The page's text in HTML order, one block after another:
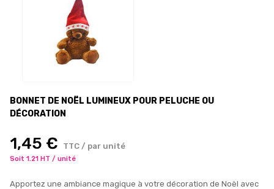
BONNET DE NOËL LUMINEUX POUR PELUCHE OU
DÉCORATION
1,45 € TTC / par unité
Soit 1.21 HT / unité
Apportez une ambiance magique à votre décoration de Noël avec